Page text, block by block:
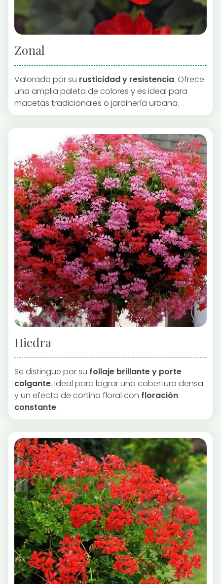
Zonal
Valorado por su rusticidad y resistencia. Ofrece
una amplia paleta de colores y es ideal para
macetas tradicionales o jardinería urbana.
Hiedra
Se distingue por su follaje brillante y porte
colgante. Ideal para lograr una cobertura densa
y un efecto de cortina floral con floración
constante.